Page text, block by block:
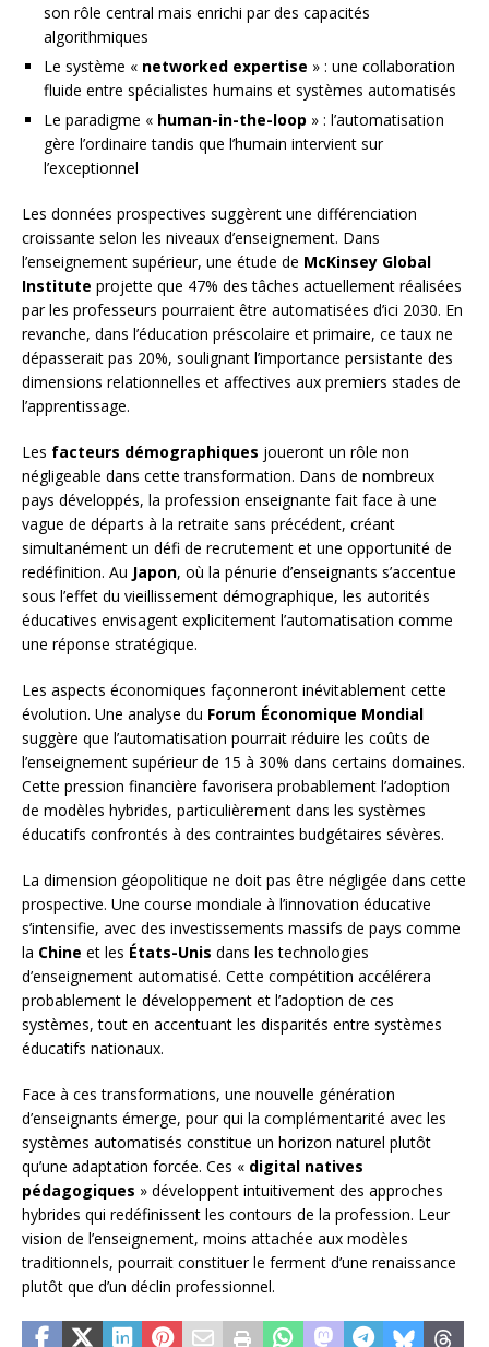
son rôle central mais enrichi par des capacités
algorithmiques
Le système « networked expertise » : une collaboration
fluide entre spécialistes humains et systèmes automatisés
Le paradigme « human-in-the-loop » : l’automatisation
gère l’ordinaire tandis que l’humain intervient sur
l’exceptionnel
Les données prospectives suggèrent une différenciation
croissante selon les niveaux d’enseignement. Dans
l’enseignement supérieur, une étude de McKinsey Global
Institute projette que 47% des tâches actuellement réalisées
par les professeurs pourraient être automatisées d’ici 2030. En
revanche, dans l’éducation préscolaire et primaire, ce taux ne
dépasserait pas 20%, soulignant l’importance persistante des
dimensions relationnelles et affectives aux premiers stades de
l’apprentissage.
Les facteurs démographiques joueront un rôle non
négligeable dans cette transformation. Dans de nombreux
pays développés, la profession enseignante fait face à une
vague de départs à la retraite sans précédent, créant
simultanément un défi de recrutement et une opportunité de
redéfinition. Au Japon, où la pénurie d’enseignants s’accentue
sous l’effet du vieillissement démographique, les autorités
éducatives envisagent explicitement l’automatisation comme
une réponse stratégique.
Les aspects économiques façonneront inévitablement cette
évolution. Une analyse du Forum Économique Mondial
suggère que l’automatisation pourrait réduire les coûts de
l’enseignement supérieur de 15 à 30% dans certains domaines.
Cette pression financière favorisera probablement l’adoption
de modèles hybrides, particulièrement dans les systèmes
éducatifs confrontés à des contraintes budgétaires sévères.
La dimension géopolitique ne doit pas être négligée dans cette
prospective. Une course mondiale à l’innovation éducative
s’intensifie, avec des investissements massifs de pays comme
la Chine et les États-Unis dans les technologies
d’enseignement automatisé. Cette compétition accélérera
probablement le développement et l’adoption de ces
systèmes, tout en accentuant les disparités entre systèmes
éducatifs nationaux.
Face à ces transformations, une nouvelle génération
d’enseignants émerge, pour qui la complémentarité avec les
systèmes automatisés constitue un horizon naturel plutôt
qu’une adaptation forcée. Ces « digital natives
pédagogiques » développent intuitivement des approches
hybrides qui redéfinissent les contours de la profession. Leur
vision de l’enseignement, moins attachée aux modèles
traditionnels, pourrait constituer le ferment d’une renaissance
plutôt que d’un déclin professionnel.